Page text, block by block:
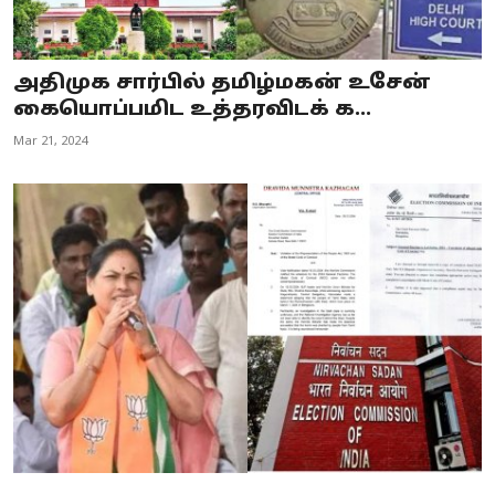
அதிமுக சார்பில் தமிழ்மகன் உசேன்
கையொப்பமிட உத்தரவிடக் க...
Mar 21, 2024